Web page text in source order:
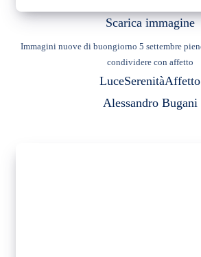
Scarica immagine
Immagini nuove di buongiorno 5 settembre
condividere con affetto
LuceSerenitàAffetto
Alessandro Bugani